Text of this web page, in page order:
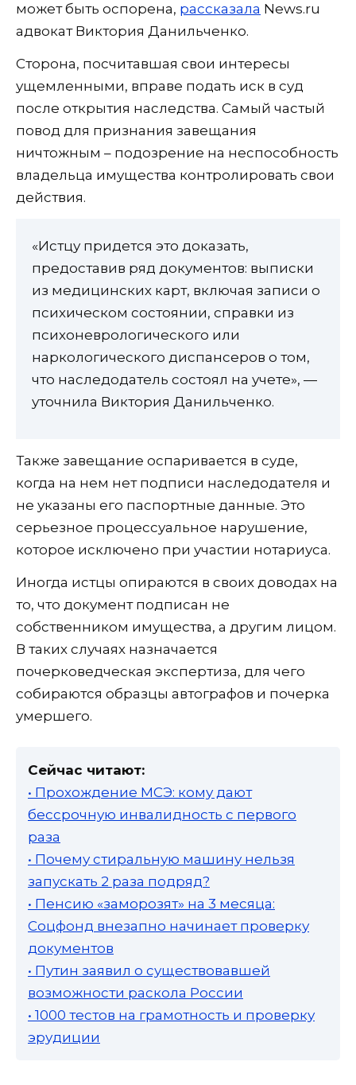
может быть оспорена, рассказала News.ru
адвокат Виктория Данильченко.
Сторона, посчитавшая свои интересы
ущемленными, вправе подать иск в суд
после открытия наследства. Самый частый
повод для признания завещания
ничтожным – подозрение на неспособность
владельца имущества контролировать свои
действия.
«Истцу придется это доказать,
предоставив ряд документов: выписки
из медицинских карт, включая записи о
психическом состоянии, справки из
психоневрологического или
наркологического диспансеров о том,
что наследодатель состоял на учете», —
уточнила Виктория Данильченко.
Также завещание оспаривается в суде,
когда на нем нет подписи наследодателя и
не указаны его паспортные данные. Это
серьезное процессуальное нарушение,
которое исключено при участии нотариуса.
Иногда истцы опираются в своих доводах на
то, что документ подписан не
собственником имущества, а другим лицом.
В таких случаях назначается
почерковедческая экспертиза, для чего
собираются образцы автографов и почерка
умершего.
Сейчас читают:
• Прохождение МСЭ: кому дают
бессрочную инвалидность с первого
раза
• Почему стиральную машину нельзя
запускать 2 раза подряд?
• Пенсию «заморозят» на 3 месяца:
Соцфонд внезапно начинает проверку
документов
• Путин заявил о существовавшей
возможности раскола России
• 1000 тестов на грамотность и проверку
эрудиции